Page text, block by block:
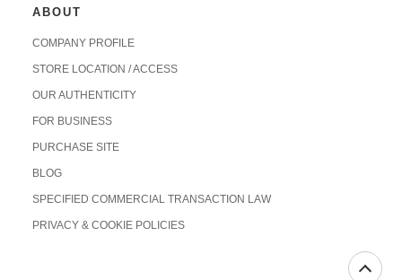
ABOUT
COMPANY PROFILE
STORE LOCATION / ACCESS
OUR AUTHENTICITY
FOR BUSINESS
PURCHASE SITE
BLOG
SPECIFIED COMMERCIAL TRANSACTION LAW
PRIVACY & COOKIE POLICIES